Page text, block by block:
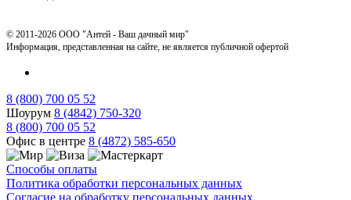
© 2011-2026 ООО "Антей - Ваш дачный мир"
Информация, представленная на сайте, не является публичной офертой
8 (800) 700 05 52
Шоурум 8 (4842) 750-320
8 (800) 700 05 52
Офис в центре 8 (4872) 585-650
Способы оплаты
Политика обработки персональных данных